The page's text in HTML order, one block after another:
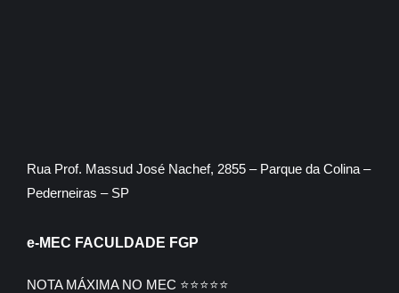
Rua Prof. Massud José Nachef, 2855 – Parque da Colina –
Pederneiras – SP
e-MEC FACULDADE FGP
NOTA MÁXIMA NO MEC ⭐⭐⭐⭐⭐